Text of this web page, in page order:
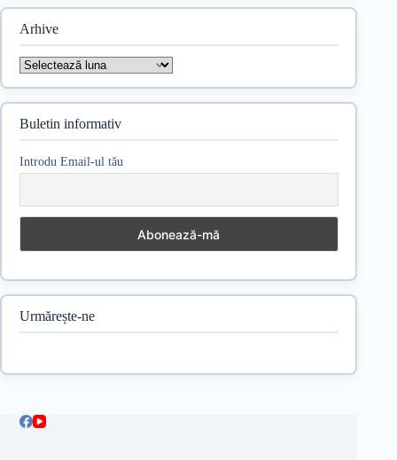
Arhive
Arhive
Buletin informativ
Introdu Email-ul tău
Urmărește-ne